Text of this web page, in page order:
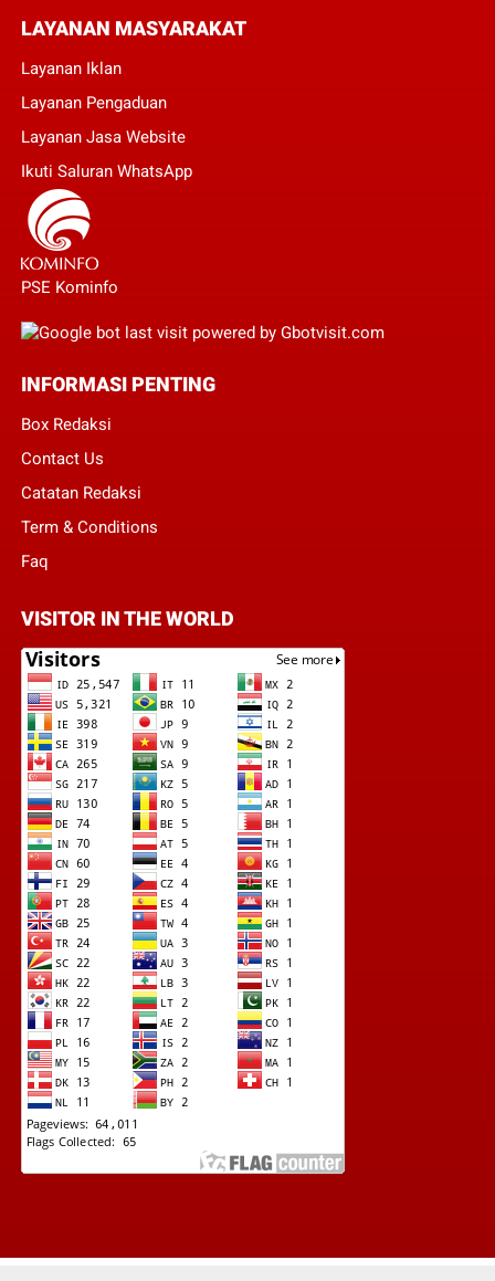
LAYANAN MASYARAKAT
Layanan Iklan
Layanan Pengaduan
Layanan Jasa Website
Ikuti Saluran WhatsApp
PSE Kominfo
INFORMASI PENTING
Box Redaksi
Contact Us
Catatan Redaksi
Term & Conditions
Faq
VISITOR IN THE WORLD